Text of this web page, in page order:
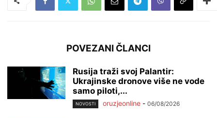
POVEZANI ČLANCI
Rusija traži svoj Palantir:
Ukrajinske dronove više ne vode
samo piloti,...
NOVOSTI oruzjeonline - 06/08/2026